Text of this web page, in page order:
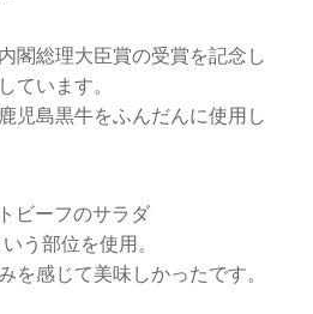
閣総理大臣賞の受賞を記念し
ています。
児島黒牛をふんだんに使用し
ビーフのサラダ
う部位を使用。
を感じて美味しかったです。